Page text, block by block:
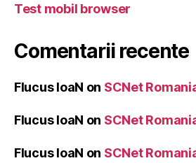
Test mobil browser
Comentarii recente
Flucus IoaN on SCNet
Flucus IoaN on SCNet
Flucus IoaN on SCNet